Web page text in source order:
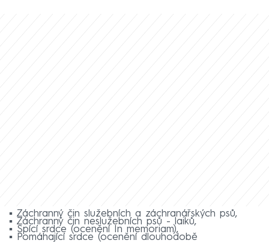
▪ Záchranný čin služebních a záchranářských psů,
▪ Záchranný čin neslužebních psů - laiků,
▪ Spící srdce (ocenění In memoriam),
▪ Pomáhající srdce (ocenění dlouhodobě